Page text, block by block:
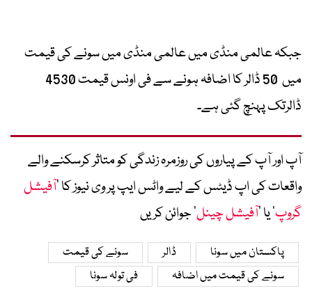
جبکہ عالمی منڈی میں عالمی منڈی میں سونے کی قیمت
میں 50 ڈالر کا اضافہ ہونے سے فی اونس قیمت 4530
ڈالرتک پہنچ گئی ہے۔
آپ اور آپ کے پیاروں کی روزمرہ زندگی کو متاثر کرسکنے والے
واقعات کی اپ ڈیٹس کے لیے واٹس ایپ پر وی نیوز کا ’آفیشل
گروپ‘ یا ’آفیشل چینل‘ جوائن کریں
پاکستان میں سونا ڈالر
سونے کی قیمت
سونے کی قیمت میں اضافہ
فی تولہ سونا